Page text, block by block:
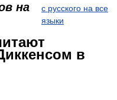
на
с русского на все
языки
в